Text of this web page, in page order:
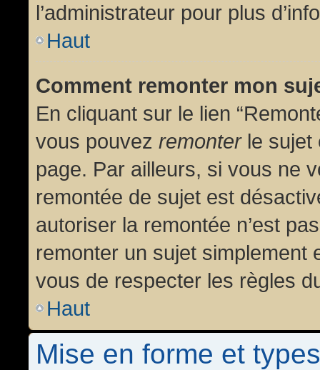
l’administrateur pour plus
Haut
Comment remonter mon
En cliquant sur le lien
vous pouvez remonterle sujet
page. Par ailleurs, si vous ne
remontée de sujet est
autoriser la remontée n’est
remonter un sujet simplement
vous de respecter les règles
Haut
Mise en forme et